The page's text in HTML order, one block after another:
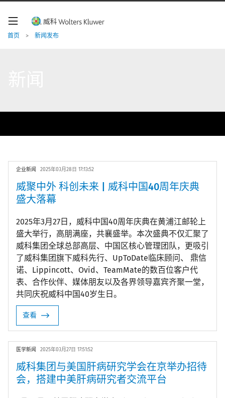
W
航
首页 > 新闻发布
导
企业新闻 2025年03月28日 17:13:52
威聚中外 科创未来 | 威科中国40周年庆典
盛大落幕
2025年3月27日，威科中国40周年庆典在黄浦江邮轮上
盛大举行，高朋满座，共襄盛举。本次盛典不仅汇聚了
威科集团全球总部高层、中国区核心管理团队，更吸引
了威科集团旗下威科先行、UpToDate临床顾问、 鼎信
诺、Lippincott、Ovid、TeamMate的数百位客户代
表、合作伙伴、媒体朋友以及各界领导嘉宾齐聚一堂，
共同庆祝威科中国40岁生日。
查看
医学新闻 2025年03月27日 17:51:52
威科集团与美国肝病研究学会在京举办招待
会，搭建中美肝病研究者交流平台